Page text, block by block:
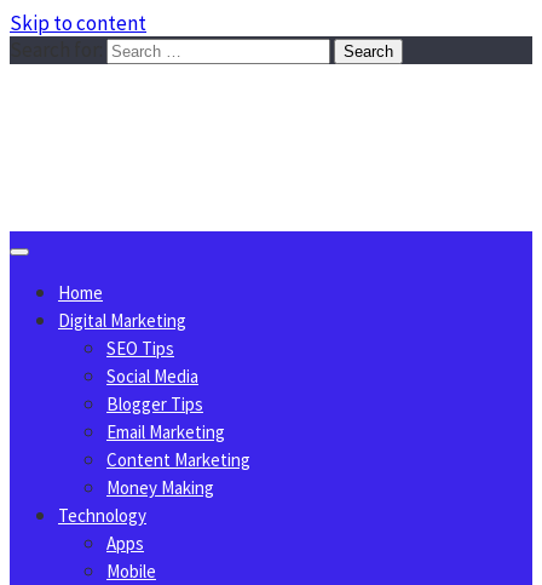
Skip to content
Home
Digital Marketing
SEO Tips
Social Media
Blogger Tips
Email Marketing
Content Marketing
Money Making
Technology
Apps
Mobile